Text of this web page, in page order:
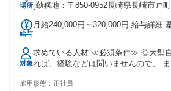
場所[勤務地：〒850-0952長崎県長崎市戸
給与
月給240,000円～320,000円 給与詳細
れる通勤・皆勤・家族手当金額：なし
るその他手当金額：なし 月給：240,000円～320,000円 （地域
限定採用） ※賞与：年3回(内1回業績配当) ※昇給：頑張り次
第で昇給＋賞与増額！ ※休日出勤割増金あり ＜各種
対象
求めている人材 ≪必須条件≫ ◎大型自動車免
れば、経験などは問いませんので、
ンでしっかり教育しますので安心です。 ≪優遇条件≫ ※下
雇用形態： 正社員